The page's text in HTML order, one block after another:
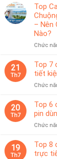
Top
– Nên
Nào?
Chức
21
Th7
Top 7
tiết
Chức
20
Th7
Top 6
pin
Chức
19
Th7
Top 8
trực